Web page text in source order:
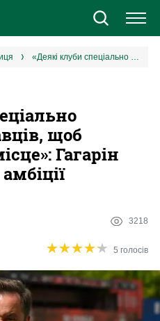
«Деякі клуби спеціально випускають гравців, щоб зайняти третє місце»: Гагарін висловився про амбіції Кривбасу
щоб
Гагарін
3218
★★★★★
★★★★★ 5 голосів